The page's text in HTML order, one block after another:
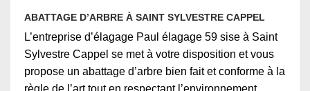
ABATTAGE D’ARBRE À SAINT SYLVESTRE CAPPEL
L’entreprise d’élagage Paul élagage 59 sise à Saint
Sylvestre Cappel se met à votre disposition et vous
propose un abattage d’arbre bien fait et conforme à la
règle de l’art tout en respectant l’environnement.